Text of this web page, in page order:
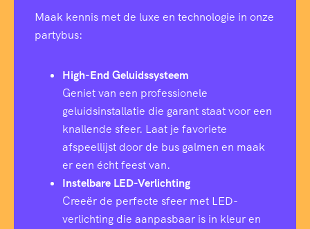
Maak kennis met de luxe en technologie in onze
partybus:
High-End Geluidssysteem
Geniet van een professionele
geluidsinstallatie die garant staat voor een
knallende sfeer. Laat je favoriete
afspeellijst door de bus galmen en maak
er een écht feest van.
Instelbare LED-Verlichting
Creeër de perfecte sfeer met LED-
verlichting die aanpasbaar is in kleur en